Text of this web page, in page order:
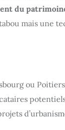
du
mais une
ou